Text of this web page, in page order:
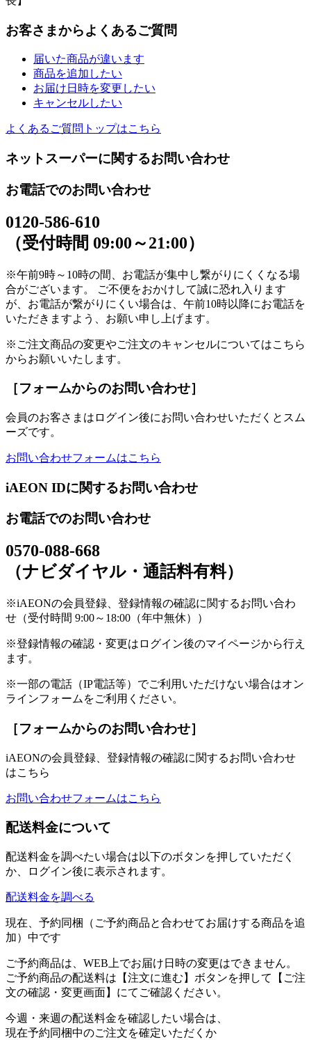
お客さまからよくあるご質問
届いた商品が違います
商品を追加したい
お届け日時を変更したい
キャンセルしたい
よくあるご質問トップはこちら
ネットスーパーに関するお問い合わせ
お電話でのお問い合わせ
0120-586-610
（受付時間 09:00～21:00）
※午前9時～10時の間、お電話が集中し繋がりにくくなる場
合がございます。 ご不便をおかけして誠に恐れ入ります
が、お電話が繋がりにくい場合は、午前10時以降にお電話を
いただきますよう、お願い申し上げます。
※ご注文商品の変更やご注文のキャンセルについてはこちら
からお願いいたします。
［フォームからのお問い合わせ］
会員のお客さまはログイン後にお問い合わせいただくとスム
ーズです。
お問い合わせフォームはこちら
iAEON IDに関するお問い合わせ
お電話でのお問い合わせ
0570-088-668
（ナビダイヤル・通話料有料）
※iAEONの会員登録、登録情報の確認に関するお問い合わ
せ（受付時間 9:00～18:00（年中無休））
※登録情報の確認・変更はログイン後のマイページから行え
ます。
※一部の電話（IP電話等）でご利用いただけない場合はオン
ラインフォームをご利用ください。
［フォームからのお問い合わせ］
iAEONの会員登録、登録情報の確認に関するお問い合わせ
はこちら
お問い合わせフォームはこちら
配送料金について
配送料金を調べたい場合は以下のボタンを押していただく
か、ログイン後に表示されます。
配送料金を調べる
現在、予約同梱（ご予約商品と合わせてお届けする商品を追
加）中です
ご予約商品は、WEB上でお届け日時の変更はできません。
ご予約商品の配送料は【注文に進む】ボタンを押して【ご注
文の確認・変更画面】にてご確認ください。
今週・来週の配送料金を確認したい場合は、
現在予約同梱中のご注文を確定いただくか